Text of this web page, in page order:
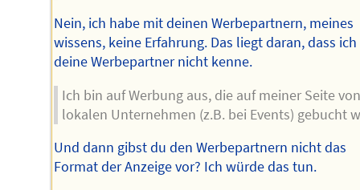
Nein, ich habe mit deinen Werbepartnern, meines
wissens, keine Erfahrung. Das liegt daran, dass ich
deine Werbepartner nicht kenne.
Ich bin auf Werbung aus, die auf meiner Seite von
lokalen Unternehmen (z.B. bei Events) gebucht
Und dann gibst du den Werbepartnern nicht das
Format der Anzeige vor? Ich würde das tun.